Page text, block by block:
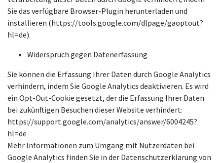
Sie das verfügbare Browser-Plugin herunterladen und
installieren (https://tools.google.com/dlpage/gaoptout?
hl=de).
Widerspruch gegen Datenerfassung
Sie können die Erfassung Ihrer Daten durch Google Analytics
verhindern, indem Sie Google Analytics deaktivieren. Es wird
ein Opt-Out-Cookie gesetzt, der die Erfassung Ihrer Daten
bei zukünftigen Besuchen dieser Website verhindert:
https://support.google.com/analytics/answer/6004245?
hl=de
Mehr Informationen zum Umgang mit Nutzerdaten bei
Google Analytics finden Sie in der Datenschutzerklärung von